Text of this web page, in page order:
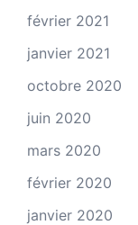
février 2021
janvier 2021
octobre 2020
juin 2020
mars 2020
février 2020
janvier 2020